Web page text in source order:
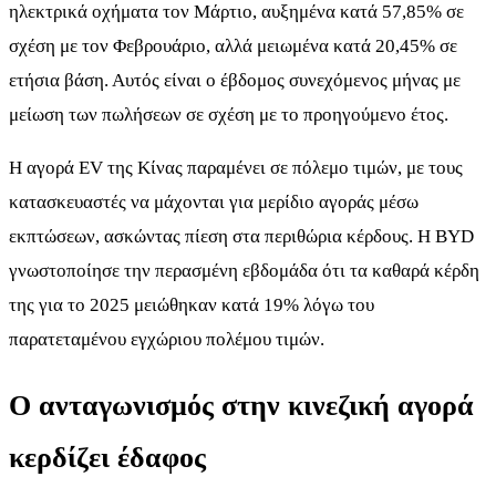
ηλεκτρικά οχήματα τον Μάρτιο, αυξημένα κατά 57,85% σε
σχέση με τον Φεβρουάριο, αλλά μειωμένα κατά 20,45% σε
ετήσια βάση. Αυτός είναι ο έβδομος συνεχόμενος μήνας με
μείωση των πωλήσεων σε σχέση με το προηγούμενο έτος.
Η αγορά EV της Κίνας παραμένει σε πόλεμο τιμών, με τους
κατασκευαστές να μάχονται για μερίδιο αγοράς μέσω
εκπτώσεων, ασκώντας πίεση στα περιθώρια κέρδους. Η BYD
γνωστοποίησε την περασμένη εβδομάδα ότι τα καθαρά κέρδη
της για το 2025 μειώθηκαν κατά 19% λόγω του
παρατεταμένου εγχώριου πολέμου τιμών.
Ο ανταγωνισμός στην κινεζική αγορά
κερδίζει έδαφος